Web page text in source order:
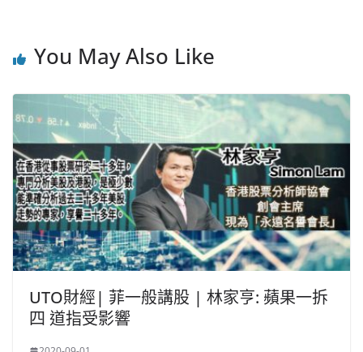
You May Also Like
UTO財經| 菲一般講股 | 林家亨: 蘋果一拆
四 道指受影響